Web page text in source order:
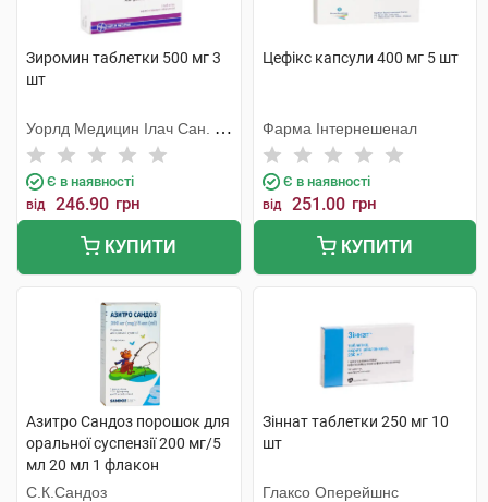
Зиромин таблетки 500 мг 3
шт
Уорлд Медицин Ілач Сан. Ве
Тідж
Є в наявності
від 246.90 грн
КУПИТИ
Цефікс капсули 400 мг 5 шт
Фарма Інтернешенал
Є в наявності
від 251.00 грн
КУПИТИ
Азитро Сандоз порошок для
оральної суспензії 200 мг/5
мл 20 мл 1 флакон
С.К.Сандоз
Зіннат таблетки 250 мг 10
шт
Глаксо Оперейшнс